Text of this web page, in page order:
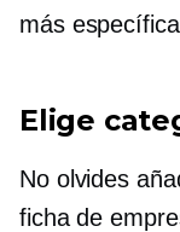
más
Elige
No olvides
ficha de